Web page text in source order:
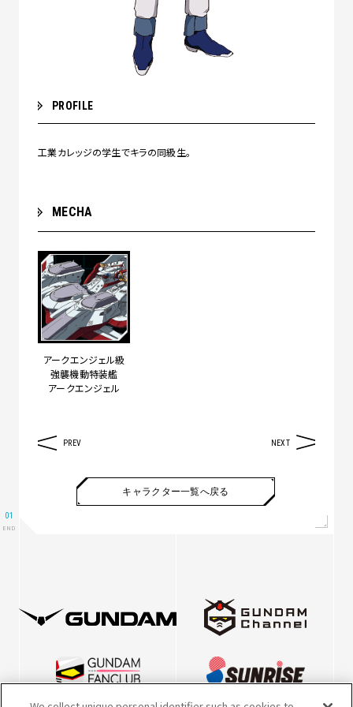
PROFILE
工業カレッジの学生でキラの同級生。
MECHA
アークエンジェル級
強襲機動特装艦
アークエンジェル
PREV NEXT
キャラクター一覧へ戻る